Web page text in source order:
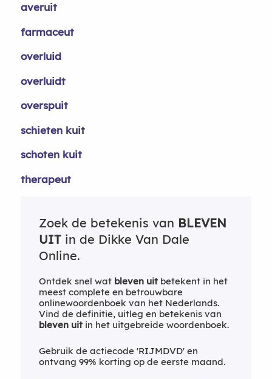
averuit
farmaceut
overluid
overluidt
overspuit
schieten kuit
schoten kuit
therapeut
Zoek de betekenis van BLEVEN
UITin de Dikke Van Dale
Online.
Ontdek snel wat bleven uitbetekent in het
meest complete en betrouwbare
onlinewoordenboek van het Nederlands.
Vind de definitie, uitleg en betekenis van
bleven uitin het uitgebreide woordenboek.
Gebruik de actiecode 'RIJMDVD' en
ontvang 99% korting op de eerste maand.